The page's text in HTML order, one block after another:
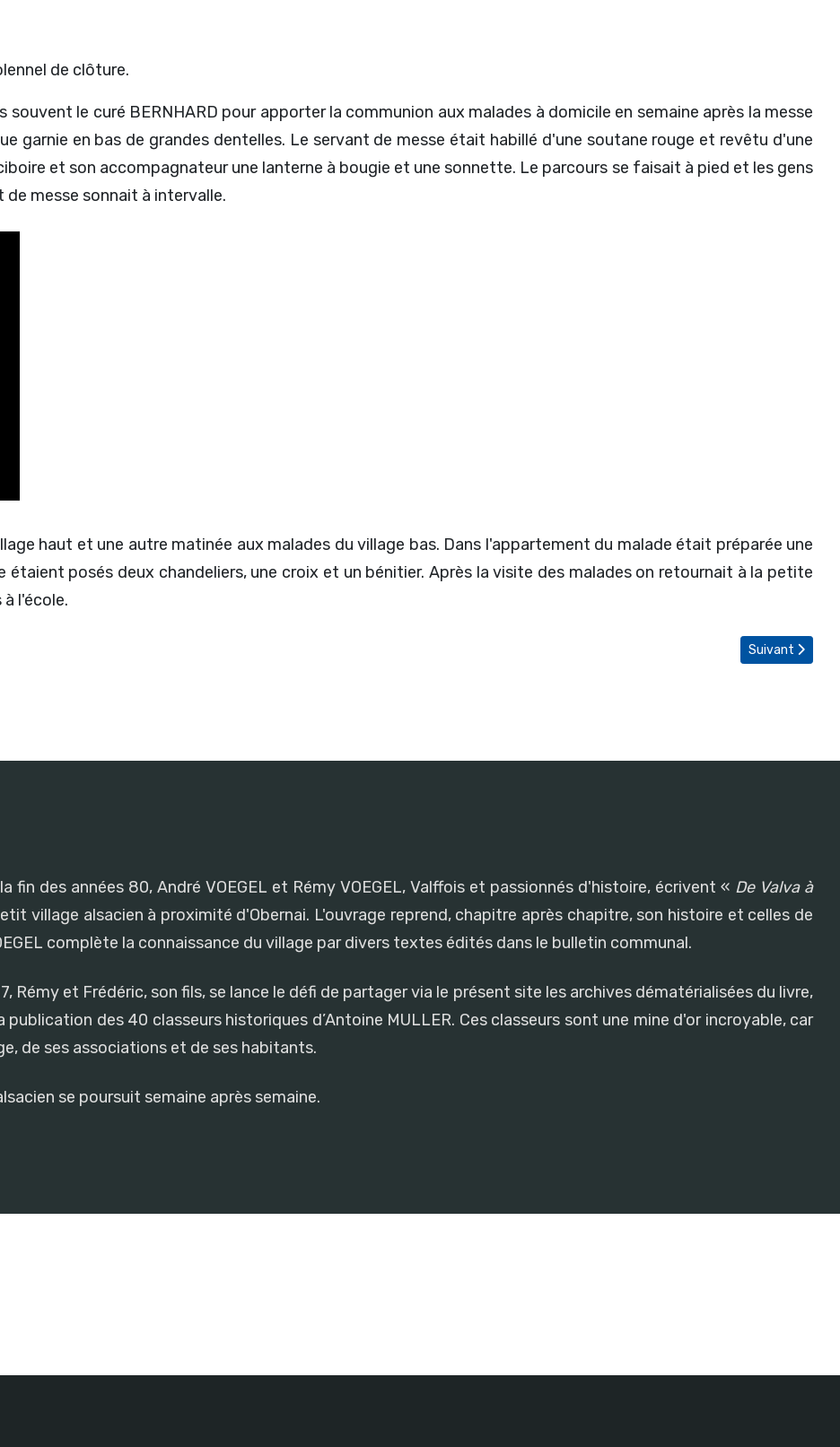
de clôture.
le curé BERNHARD pour apporter la communion aux malades à domicile en semaine après la messe
garnie en bas de grandes dentelles. Le servant de messe était habillé d'une soutane rouge et revêtu d'une
et son accompagnateur une lanterne à bougie et une sonnette. Le parcours se faisait à pied et les gens
messe sonnait à intervalle.
haut et une autre matinée aux malades du village bas. Dans l'appartement du malade était préparée une
étaient posés deux chandeliers, une croix et un bénitier. Après la visite des malades on retournait à la petite
l'école.
Article suivant
Suivant
fin des années 80, André VOEGEL et Rémy VOEGEL, Valffois et passionnés d'histoire, écrivent « De Valva à
village alsacien à proximité d'Obernai. L'ouvrage reprend, chapitre après chapitre, son histoire et celles de
complète la connaissance du village par divers textes édités dans le bulletin communal.
Rémy et Frédéric, son fils, se lance le défi de partager via le présent site les archives dématérialisées du livre,
publication des 40 classeurs historiques d’Antoine MULLER. Ces classeurs sont une mine d'or incroyable, car
de ses associations et de ses habitants.
se poursuit semaine après semaine.